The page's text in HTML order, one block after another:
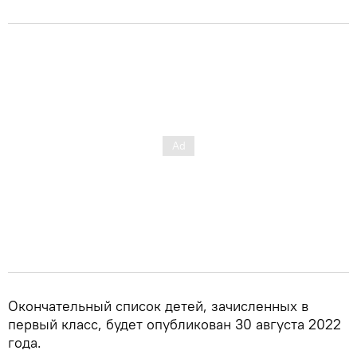
Окончательный список детей, зачисленных в
первый класс, будет опубликован 30 августа 2022
года.